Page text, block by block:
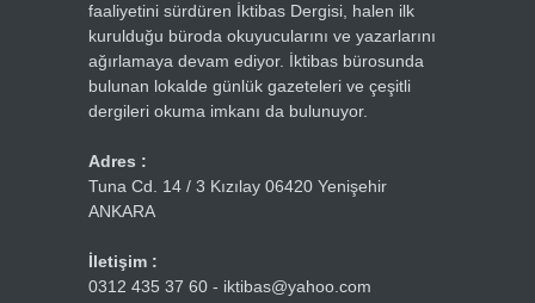
faaliyetini sürdüren İktibas Dergisi, halen ilk
kurulduğu büroda okuyucularını ve yazarlarını
ağırlamaya devam ediyor. İktibas bürosunda
bulunan lokalde günlük gazeteleri ve çeşitli
dergileri okuma imkanı da bulunuyor.
Adres :
Tuna Cd. 14 / 3 Kızılay 06420 Yenişehir
ANKARA
İletişim :
0312 435 37 60 - iktibas@yahoo.com